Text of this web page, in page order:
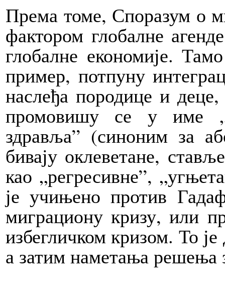
Према томе, Споразум о
фактором глобалне
глобалне економије.
пример, потпуну
наслеђа породице и
промовишу се у име
здравља” (синоним за
бивају оклеветане,
као „регресивне”,
је учињено против
миграциону кризу, или
избегличком кризом. То
а затим наметања решења